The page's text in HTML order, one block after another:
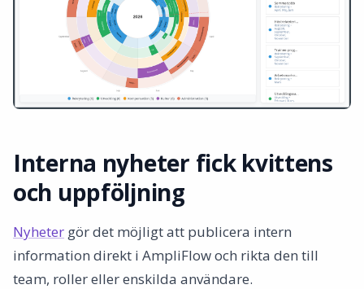
Interna nyheter fick kvittens
och uppföljning
Nyheter gör det möjligt att publicera intern
information direkt i AmpliFlow och rikta den till
team, roller eller enskilda användare.